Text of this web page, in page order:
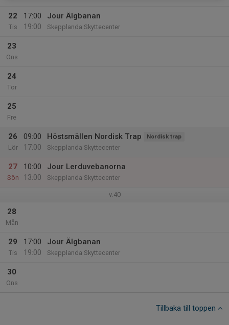
22
Tis
17:00
19:00
Jour Älgbanan
Skepplanda Skyttecenter
23
Ons
24
Tor
25
Fre
26
Lör
09:00
17:00
Höstsmällen Nordisk Trap Nordisk trap
Skepplanda Skyttecenter
27
Sön
10:00
13:00
Jour Lerduvebanorna
Skepplanda Skyttecenter
v.40
28
Mån
29
Tis
17:00
19:00
Jour Älgbanan
Skepplanda Skyttecenter
30
Ons
Tillbaka till toppen